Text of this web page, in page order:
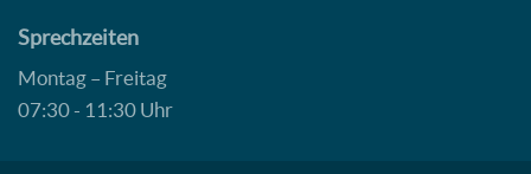
Sprechzeiten
Montag – Freitag
07:30 - 11:30 Uhr